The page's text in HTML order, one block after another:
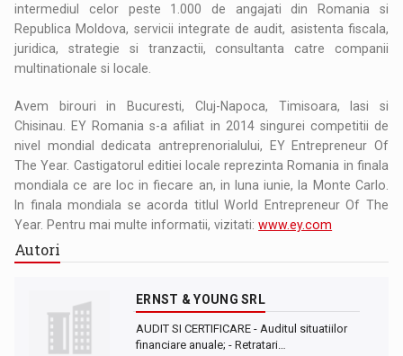
intermediul celor peste 1.000 de angajati din Romania si
Republica Moldova, servicii integrate de audit, asistenta fiscala,
juridica, strategie si tranzactii, consultanta catre companii
multinationale si locale.
Avem birouri in Bucuresti, Cluj-Napoca, Timisoara, Iasi si
Chisinau. EY Romania s-a afiliat in 2014 singurei competitii de
nivel mondial dedicata antreprenorialului, EY Entrepreneur Of
The Year. Castigatorul editiei locale reprezinta Romania in finala
mondiala ce are loc in fiecare an, in luna iunie, la Monte Carlo.
In finala mondiala se acorda titlul World Entrepreneur Of The
Year. Pentru mai multe informatii, vizitati:www.ey.com
Autori
ERNST & YOUNG SRL
AUDIT SI CERTIFICARE - Auditul situatiilor
financiare anuale; - Retratari…